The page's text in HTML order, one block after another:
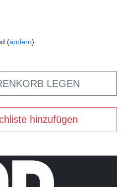
(ändern)
LEGEN
hinzufügen